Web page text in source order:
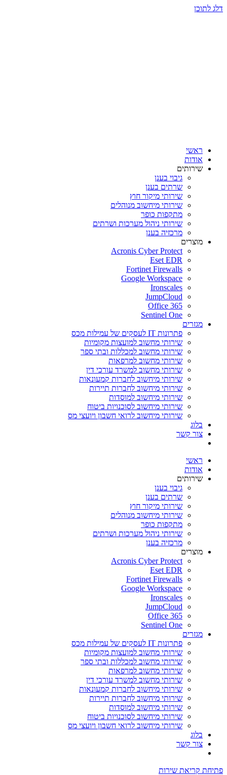
דלג לתוכן
ראשי
אודות
שירותים
גיבוי בענן
שרתים בענן
שירותי מיקור חוץ
שירותי מיחשוב מנוהלים
מתקפות כופר
שירותי ניהול מערכות ושרתים
מרכזיה בענן
מוצרים
Acronis Cyber Protect
Eset EDR
Fortinet Firewalls
Google Workspace
Ironscales
JumpCloud
Office 365
Sentinel One
מגזרים
פתרונות IT לעסקים של עמילות מכס
שירותי מחשוב למועצות מקומיות
שירותי מחשוב למכללות ובתי ספר
שירותי מחשוב למרפאות
שירותי מחשוב למשרד עורכי דין
שירותי מיחשוב לחברות קמעונאות
שירותי מיחשוב לחברות תיירות
שירותי מיחשוב למוסדות
שירותי מיחשוב לסוכנויות ביטוח
שירותי מיחשוב לרואי חשבון ויועצי מס
בלוג
צור קשר
ראשי
אודות
שירותים
גיבוי בענן
שרתים בענן
שירותי מיקור חוץ
שירותי מיחשוב מנוהלים
מתקפות כופר
שירותי ניהול מערכות ושרתים
מרכזיה בענן
מוצרים
Acronis Cyber Protect
Eset EDR
Fortinet Firewalls
Google Workspace
Ironscales
JumpCloud
Office 365
Sentinel One
מגזרים
פתרונות IT לעסקים של עמילות מכס
שירותי מחשוב למועצות מקומיות
שירותי מחשוב למכללות ובתי ספר
שירותי מחשוב למרפאות
שירותי מחשוב למשרד עורכי דין
שירותי מיחשוב לחברות קמעונאות
שירותי מיחשוב לחברות תיירות
שירותי מיחשוב למוסדות
שירותי מיחשוב לסוכנויות ביטוח
שירותי מיחשוב לרואי חשבון ויועצי מס
בלוג
צור קשר
פתיחת קריאת שירות